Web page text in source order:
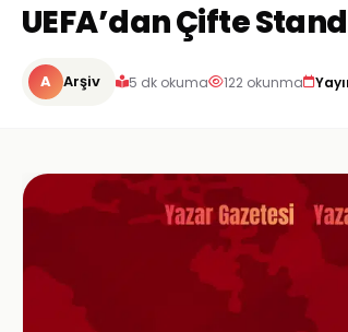
UEFA’dan Çifte
A Arşiv 5 dk okuma 122 okunma